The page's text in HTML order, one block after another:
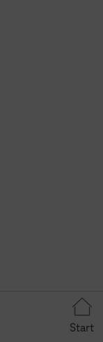
Start